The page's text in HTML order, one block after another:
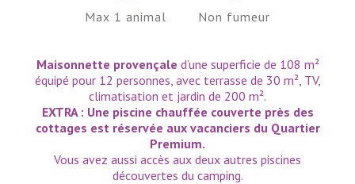
Max 1 animal Non fumeur
Maisonnette provençale d’une superficie de 108 m²
équipé pour 12 personnes, avec terrasse de 30 m², TV,
climatisation et jardin de 200 m².
EXTRA : Une piscine chauffée couverte près des
cottages est réservée aux vacanciers du Quartier
Premium.
Vous avez aussi accès aux deux autres piscines
découvertes du camping.